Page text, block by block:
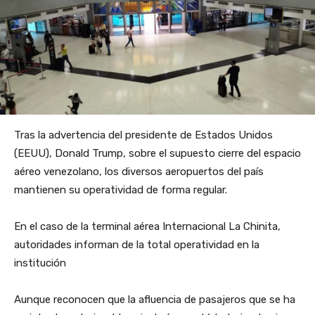
Tras la advertencia del presidente de Estados Unidos
(EEUU), Donald Trump, sobre el supuesto cierre del espacio
aéreo venezolano, los diversos aeropuertos del país
mantienen su operatividad de forma regular.
En el caso de la terminal aérea Internacional La Chinita,
autoridades informan de la total operatividad en la
institución
Aunque reconocen que la afluencia de pasajeros que se ha